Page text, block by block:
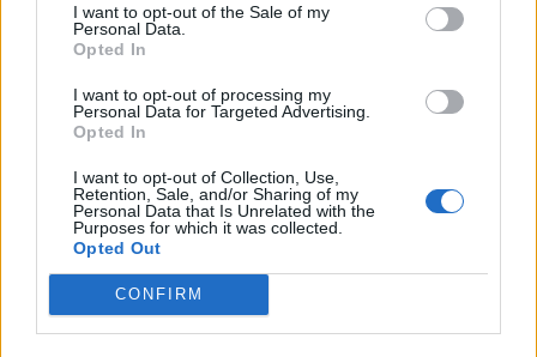
I want to opt-out of the Sale of my
Personal Data.
Opted In
I want to opt-out of processing my
Personal Data for Targeted Advertising.
Opted In
I want to opt-out of Collection, Use,
Retention, Sale, and/or Sharing of my
Personal Data that Is Unrelated with the
Purposes for which it was collected.
Opted Out
CONFIRM
εξελίξεις, αναγκαία και βασική προϋπόθεση για
την πραγματοποίηση μίας μεταμόσχευσης, η
οποία αποτελεί ΔΩΡΟ ΖΩΗΣ για χιλιάδες
ασθενείς συνανθρώπους μας, παραμένει μόνο
ΔΩΡΕΑΣ ΟΡΓΑΝΩΝ ΚΑΙ ΙΣΤΩΝ.
Η αγάπη, ο αλτρουισμός και η γενναιοδωρία
είναι τα αισθήματα εκείνα που αποτελούν
μοναδικό κίνητρο για κάποιον, ο οποίος